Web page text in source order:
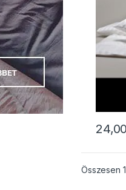
Összesen